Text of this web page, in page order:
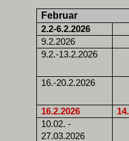
Februar
2.2-6.2.2026
9.2.2026
9.2.-13.2.2026
16.-20.2.2026
16.2.2026
10.02. -
27.03.2026